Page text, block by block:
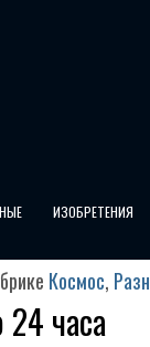
ИЗОБРЕТЕНИЯ
Космос,
24 часа